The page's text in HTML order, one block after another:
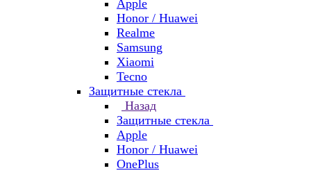
Apple
Honor / Huawei
Realme
Samsung
Xiaomi
Tecno
Защитные стекла
Назад
Защитные стекла
Apple
Honor / Huawei
OnePlus